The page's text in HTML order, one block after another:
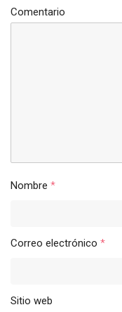
Comentario
Nombre *
Correo electrónico *
Sitio web